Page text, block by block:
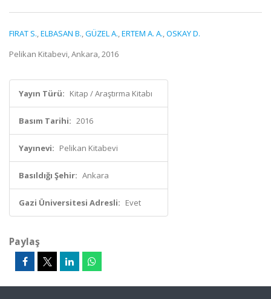
FIRAT S.,ELBASAN B.,GÜZEL A.,ERTEM A. A.,OSKAY D.
Pelikan Kitabevi, Ankara, 2016
Yayın Türü: Kitap / Araştırma Kitabı
Basım Tarihi: 2016
Yayınevi: Pelikan Kitabevi
Basıldığı Şehir: Ankara
Gazi Üniversitesi Adresli: Evet
Paylaş